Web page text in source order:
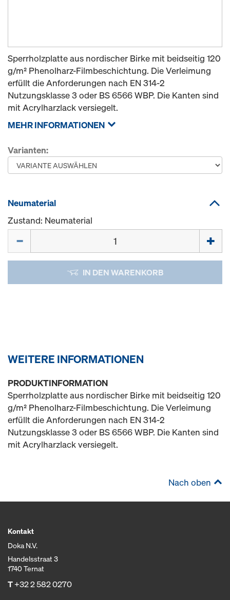
Sperrholzplatte aus nordischer Birke mit beidseitig 120
g/m² Phenolharz-Filmbeschichtung. Die Verleimung
erfüllt die Anforderungen nach EN 314-2
Nutzungsklasse 3 oder BS 6566 WBP. Die Kanten sind
mit Acrylharzlack versiegelt.
MEHR INFORMATIONEN
Varianten:
Neumaterial
Zustand: Neumaterial
IN DEN WARENKORB
WEITERE INFORMATIONEN
PRODUKTINFORMATION
Sperrholzplatte aus nordischer Birke mit beidseitig 120
g/m² Phenolharz-Filmbeschichtung. Die Verleimung
erfüllt die Anforderungen nach EN 314-2
Nutzungsklasse 3 oder BS 6566 WBP. Die Kanten sind
mit Acrylharzlack versiegelt.
Nach oben
Kontakt
Doka N.V.
Handelsstraat 3
1740 Ternat
T+32 2 582 0270